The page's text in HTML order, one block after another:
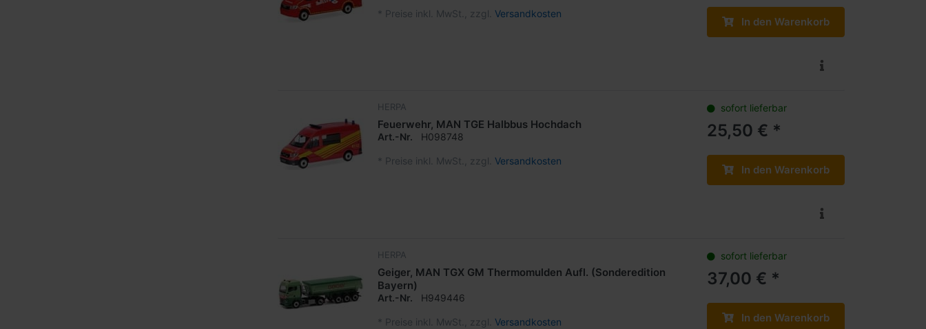
* Preise inkl. MwSt., zzgl. Versandkosten
In den Warenkorb
HERPA
Feuerwehr, MAN TGE Halbbus Hochdach
Art.-Nr. H098748
* Preise inkl. MwSt., zzgl. Versandkosten
sofort lieferbar
25,50 € *
In den Warenkorb
HERPA
Geiger, MAN TGX GM Thermomulden Aufl. (Sonderedition
Bayern)
Art.-Nr. H949446
* Preise inkl. MwSt., zzgl. Versandkosten
sofort lieferbar
37,00 € *
In den Warenkorb